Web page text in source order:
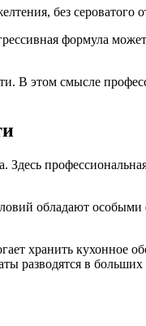
без сероватого
формула
В этом смысле
Здесь
обладают
хранить кухонное
разводятся в